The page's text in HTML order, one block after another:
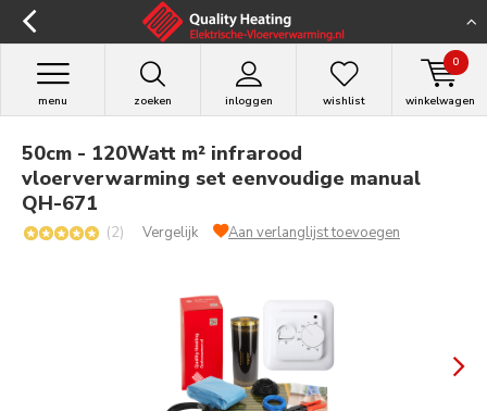
zoeken inloggen
menu wishlist winkelwagen
0
50cm - 120Watt m² infrarood
vloerverwarming set eenvoudige manual
QH-671
(2) Vergelijk Aan verlanglijst toevoegen